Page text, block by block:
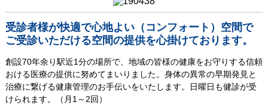
受診者様が快適で心地よい（コンフォート）空間で
ご受診いただける空間の提供を心掛けております。
創設70年余り駅近1分の場所で、地域の皆様の健康をお守りする信頼
おける医療の提供に努めてまいりました。身体の異常の早期発見と
治療に繋げる健康管理のお手伝いをいたします。日曜日も健診が受
けられます。（月1～2回）